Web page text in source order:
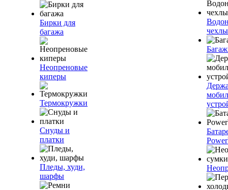
Бирки для
багажа
Неопреновые
киперы
Термокружки
Снуды и
платки
Пледы, худи,
шарфы